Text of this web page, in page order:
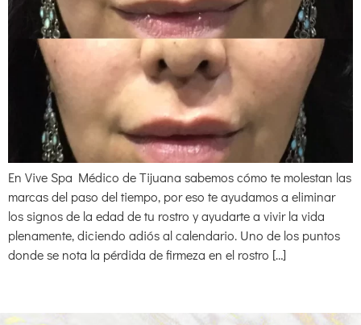
En Vive Spa Médico de Tijuana sabemos cómo te molestan las
marcas del paso del tiempo, por eso te ayudamos a eliminar
los signos de la edad de tu rostro y ayudarte a vivir la vida
plenamente, diciendo adiós al calendario. Uno de los puntos
donde se nota la pérdida de firmeza en el rostro […]